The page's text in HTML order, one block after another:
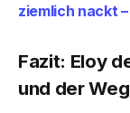
ziemlich nackt
Fazit: Eloy
und der